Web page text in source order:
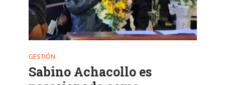
GESTIÓN
Sabino Achacollo es